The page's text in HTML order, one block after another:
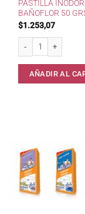
PASTILLA
BAÑOFLOR 50
$1.253,07
Pastilla inodoro
AÑADIR AL